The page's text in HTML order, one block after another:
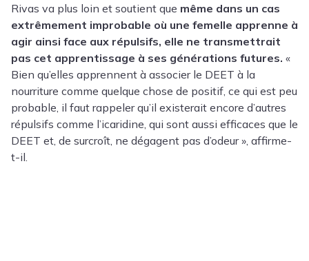
Rivas va plus loin et soutient que même dans un cas
extrêmement improbable où une femelle apprenne à
agir ainsi face aux répulsifs, elle ne transmettrait
pas cet apprentissage à ses générations futures. «
Bien qu’elles apprennent à associer le DEET à la
nourriture comme quelque chose de positif, ce qui est peu
probable, il faut rappeler qu’il existerait encore d’autres
répulsifs comme l’icaridine, qui sont aussi efficaces que le
DEET et, de surcroît, ne dégagent pas d’odeur », affirme-
t-il.